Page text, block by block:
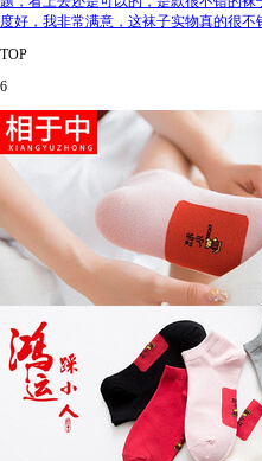
度好，我非常满意，这袜子实物真的很不
TOP
6